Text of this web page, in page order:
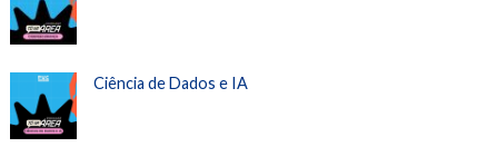
Ciência de Dados e IA